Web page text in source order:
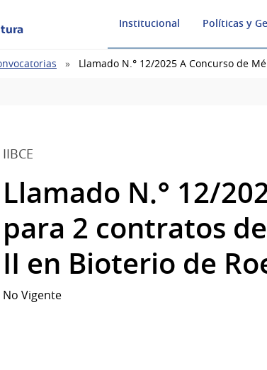
Institucional Políticas y
Llamado N.° 12/2025 A Concurso de
IIBCE
Llamado N.° 12/
para 2 contratos
II en Bioterio de
No Vigente